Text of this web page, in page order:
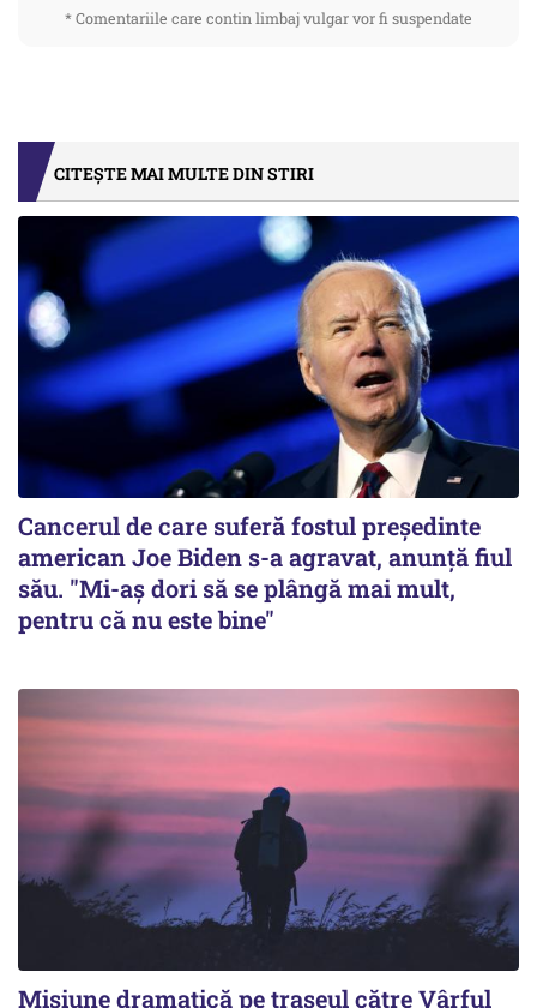
* Comentariile care contin limbaj vulgar vor fi suspendate
CITEȘTE MAI MULTE DIN STIRI
Cancerul de care suferă fostul preşedinte
american Joe Biden s-a agravat, anunță fiul
său. "Mi-aș dori să se plângă mai mult,
pentru că nu este bine"
Misiune dramatică pe traseul către Vârful